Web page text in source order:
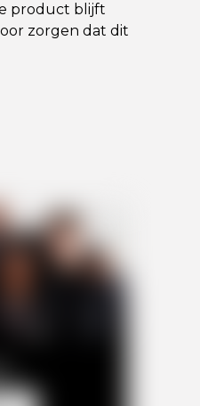
product blijft
zorgen dat dit